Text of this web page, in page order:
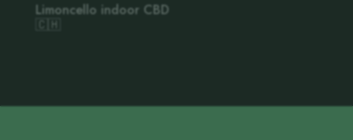
Limoncello indoor CBD
🇨🇭